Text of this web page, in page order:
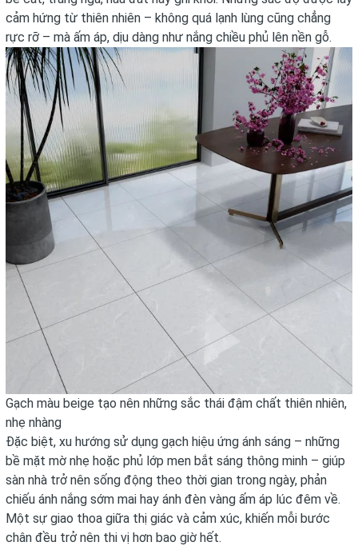
cảm hứng từ thiên nhiên – không quá lạnh lùng cũng chẳng
rực rỡ – mà ấm áp, dịu dàng như nắng chiều phủ lên nền gỗ.
Gạch màu beige tạo nên những sắc thái đậm chất thiên nhiên,
nhẹ nhàng
Đặc biệt, xu hướng sử dụng gạch hiệu ứng ánh sáng – những
bề mặt mờ nhẹ hoặc phủ lớp men bắt sáng thông minh – giúp
sàn nhà trở nên sống động theo thời gian trong ngày, phản
chiếu ánh nắng sớm mai hay ánh đèn vàng ấm áp lúc đêm về.
Một sự giao thoa giữa thị giác và cảm xúc, khiến mỗi bước
chân đều trở nên thi vị hơn bao giờ hết.